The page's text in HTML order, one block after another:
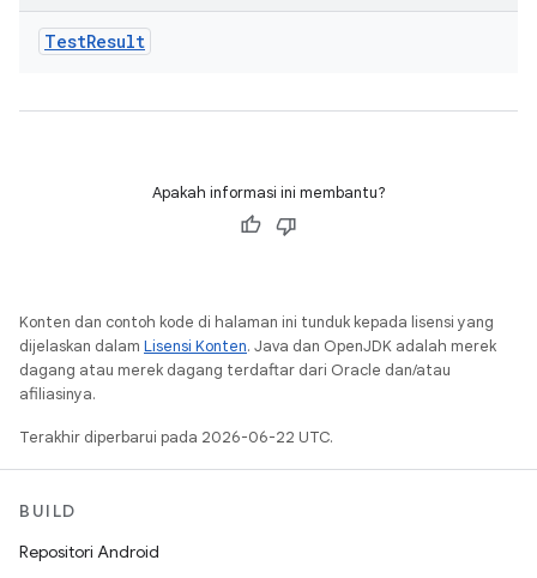
TestResult
Apakah informasi ini membantu?
Konten dan contoh kode di halaman ini tunduk kepada lisensi yang
dijelaskan dalam Lisensi Konten. Java dan OpenJDK adalah merek
dagang atau merek dagang terdaftar dari Oracle dan/atau
afiliasinya.
Terakhir diperbarui pada 2026-06-22 UTC.
BUILD
Repositori Android